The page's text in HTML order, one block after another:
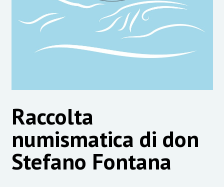
Raccolta
numismatica di don
Stefano Fontana